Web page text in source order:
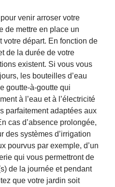
venir arroser votre
de mettre en place un
votre départ. En fonction de
de la durée de votre
existent. Si vous vous
les bouteilles d’eau
goutte-à-goutte qui
à l’eau et à l’électricité
parfaitement adaptées aux
cas d’absence prolongée,
des systèmes d’irrigation
pourvus par exemple, d’un
qui vous permettront de
de la journée et pendant
que votre jardin soit